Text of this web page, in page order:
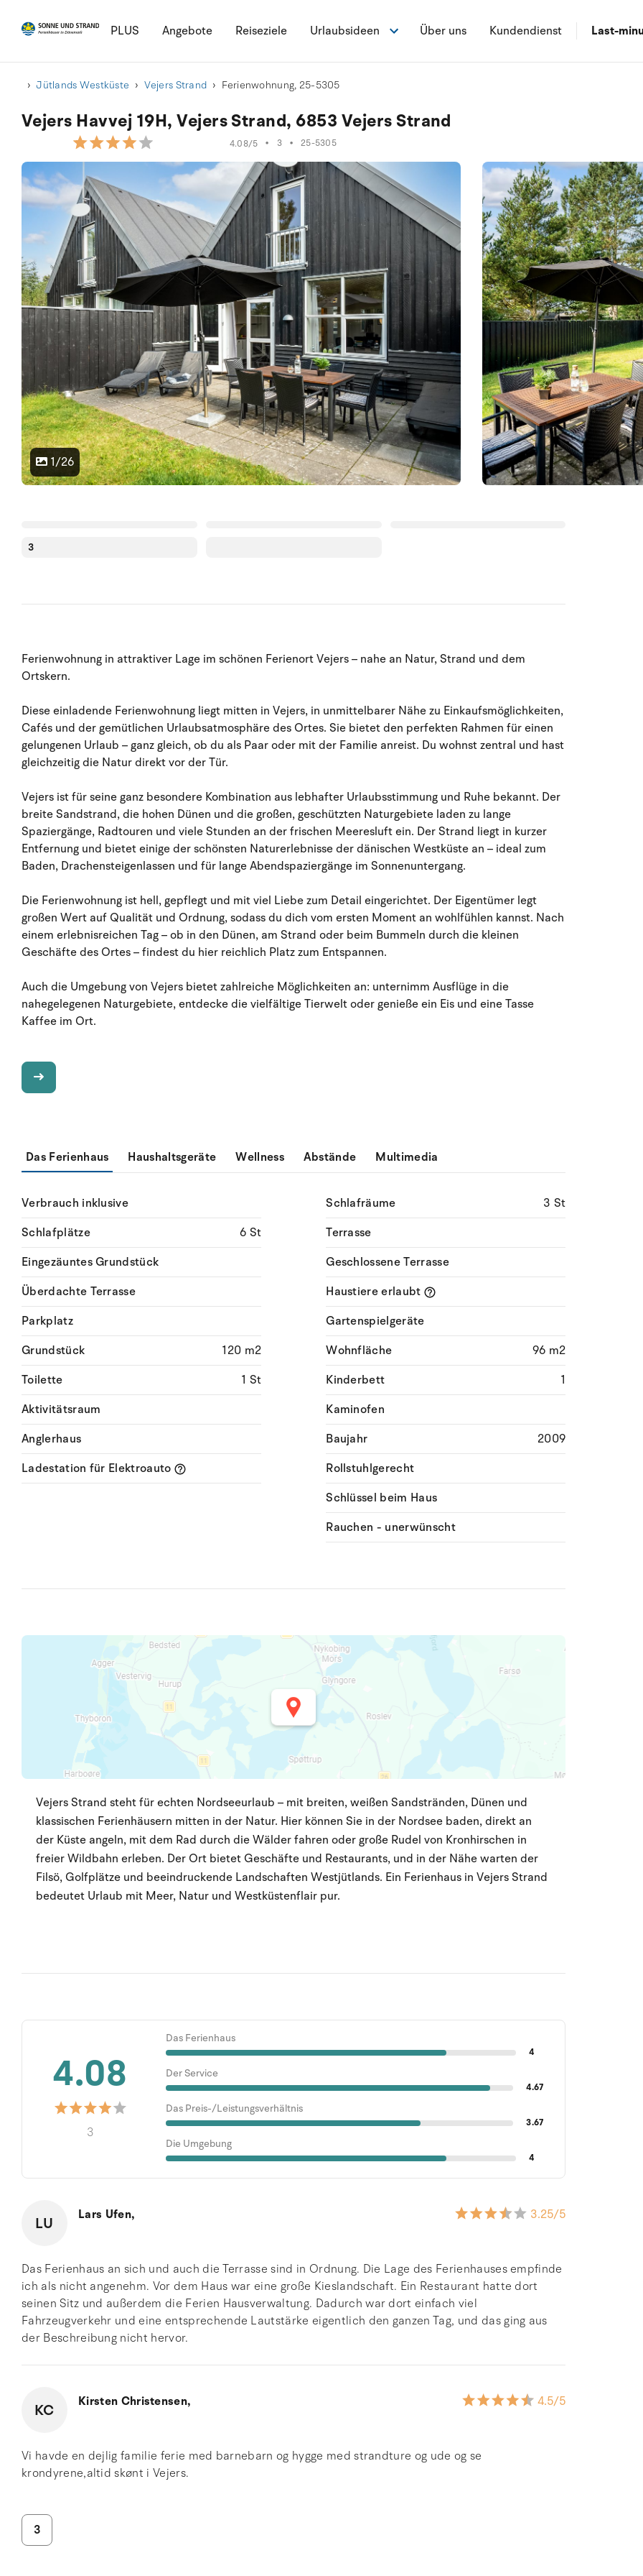
PLUS Angebote Reiseziele Urlaubsideen Über uns Kundendienst Last-
Jütlands Westküste Vejers Strand Ferienwohnung, 25-5305
Vejers Havvej 19H, Vejers Strand, 6853 Vejers Strand
4.08/5 • 3 • 25-5305
1/26
3
Ferienwohnung in attraktiver Lage im schönen Ferienort Vejers – nahe an Natur, Strand und dem
Ortskern.
Diese einladende Ferienwohnung liegt mitten in Vejers, in unmittelbarer Nähe zu Einkaufsmöglichkeiten,
Cafés und der gemütlichen Urlaubsatmosphäre des Ortes. Sie bietet den perfekten Rahmen für einen
gelungenen Urlaub – ganz gleich, ob du als Paar oder mit der Familie anreist. Du wohnst zentral und hast
gleichzeitig die Natur direkt vor der Tür.
Vejers ist für seine ganz besondere Kombination aus lebhafter Urlaubsstimmung und Ruhe bekannt. Der
breite Sandstrand, die hohen Dünen und die großen, geschützten Naturgebiete laden zu lange
Spaziergänge, Radtouren und viele Stunden an der frischen Meeresluft ein. Der Strand liegt in kurzer
Entfernung und bietet einige der schönsten Naturerlebnisse der dänischen Westküste an – ideal zum
Baden, Drachensteigenlassen und für lange Abendspaziergänge im Sonnenuntergang.
Die Ferienwohnung ist hell, gepflegt und mit viel Liebe zum Detail eingerichtet. Der Eigentümer legt
großen Wert auf Qualität und Ordnung, sodass du dich vom ersten Moment an wohlfühlen kannst. Nach
einem erlebnisreichen Tag – ob in den Dünen, am Strand oder beim Bummeln durch die kleinen
Geschäfte des Ortes – findest du hier reichlich Platz zum Entspannen.
Auch die Umgebung von Vejers bietet zahlreiche Möglichkeiten an: unternimm Ausflüge in die
nahegelegenen Naturgebiete, entdecke die vielfältige Tierwelt oder genieße ein Eis und eine Tasse
Kaffee im Ort.
Das Ferienhaus Haushaltsgeräte Wellness Abstände Multimedia
Verbrauch inklusive
Schlafplätze
6 St
Eingezäuntes Grundstück
Überdachte Terrasse
Parkplatz
Grundstück
120 m2
Toilette
1 St
Aktivitätsraum
Anglerhaus
Ladestation für Elektroauto
Schlafräume
3 St
Terrasse
Geschlossene Terrasse
Haustiere erlaubt
Gartenspielgeräte
Wohnfläche
96 m2
Kinderbett
1
Kaminofen
Baujahr
2009
Rollstuhlgerecht
Schlüssel beim Haus
Rauchen - unerwünscht
Vejers Strand steht für echten Nordseeurlaub – mit breiten, weißen Sandstränden, Dünen und
klassischen Ferienhäusern mitten in der Natur. Hier können Sie in der Nordsee baden, direkt an
der Küste angeln, mit dem Rad durch die Wälder fahren oder große Rudel von Kronhirschen in
freier Wildbahn erleben. Der Ort bietet Geschäfte und Restaurants, und in der Nähe warten der
Filsö, Golfplätze und beeindruckende Landschaften Westjütlands. Ein Ferienhaus in Vejers Strand
bedeutet Urlaub mit Meer, Natur und Westküstenflair pur.
4.08
3
Das Ferienhaus
4
Der Service
4.67
Das Preis-/Leistungsverhältnis
3.67
Die Umgebung
4
LU Lars Ufen, 3.25/5
Das Ferienhaus an sich und auch die Terrasse sind in Ordnung. Die Lage des Ferienhauses empfinde
ich als nicht angenehm. Vor dem Haus war eine große Kieslandschaft. Ein Restaurant hatte dort
seinen Sitz und außerdem die Ferien Hausverwaltung. Dadurch war dort einfach viel
Fahrzeugverkehr und eine entsprechende Lautstärke eigentlich den ganzen Tag, und das ging aus
der Beschreibung nicht hervor.
KC Kirsten Christensen, 4.5/5
Vi havde en dejlig familie ferie med barnebarn og hygge med strandture og ude og se
krondyrene,altid skønt i Vejers.
3
31
32
34
35
27 28 29 30
3 4 5 6
17 18 19
24 25 26 27